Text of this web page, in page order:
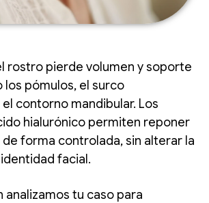
rostro pierde volumen y soporte
los pómulos, el surco
contorno mandibular. Los
hialurónico permiten reponer
forma controlada, sin alterar la
facial.
analizamos tu caso para